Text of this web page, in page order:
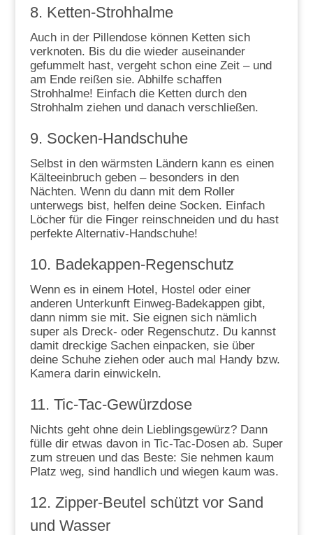
8. Ketten-Strohhalme
Auch in der Pillendose können Ketten sich
verknoten. Bis du die wieder auseinander
gefummelt hast, vergeht schon eine Zeit – und
am Ende reißen sie. Abhilfe schaffen
Strohhalme! Einfach die Ketten durch den
Strohhalm ziehen und danach verschließen.
9. Socken-Handschuhe
Selbst in den wärmsten Ländern kann es einen
Kälteeinbruch geben – besonders in den
Nächten. Wenn du dann mit dem Roller
unterwegs bist, helfen deine Socken. Einfach
Löcher für die Finger reinschneiden und du hast
perfekte Alternativ-Handschuhe!
10. Badekappen-Regenschutz
Wenn es in einem Hotel, Hostel oder einer
anderen Unterkunft Einweg-Badekappen gibt,
dann nimm sie mit. Sie eignen sich nämlich
super als Dreck- oder Regenschutz. Du kannst
damit dreckige Sachen einpacken, sie über
deine Schuhe ziehen oder auch mal Handy bzw.
Kamera darin einwickeln.
11. Tic-Tac-Gewürzdose
Nichts geht ohne dein Lieblingsgewürz? Dann
fülle dir etwas davon in Tic-Tac-Dosen ab. Super
zum streuen und das Beste: Sie nehmen kaum
Platz weg, sind handlich und wiegen kaum was.
12. Zipper-Beutel schützt vor Sand
und Wasser